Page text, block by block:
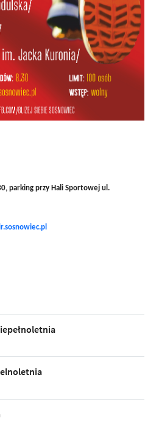
parking przy Hali Sportowej ul.